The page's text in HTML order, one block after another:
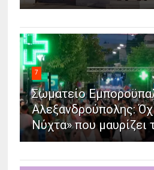
7
Σωματείο
Αλεξανδρούπολης:
Νύχτα» που μαυρίζει